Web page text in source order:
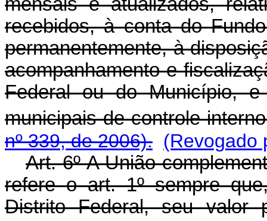
recebidos, à conta do
permanentemente, à
acompanhamento e
Federal ou do Município,
municipais de controle
nº 339, de 2006). (Revogado
Art. 6º A União
refere o art. 1º sempre
Distrito Federal, seu valor